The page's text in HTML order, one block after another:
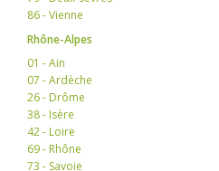
86 - Vienne
Rhône-Alpes
01 - Ain
07 - Ardèche
26 - Drôme
38 - Isère
42 - Loire
69 - Rhône
73 - Savoie